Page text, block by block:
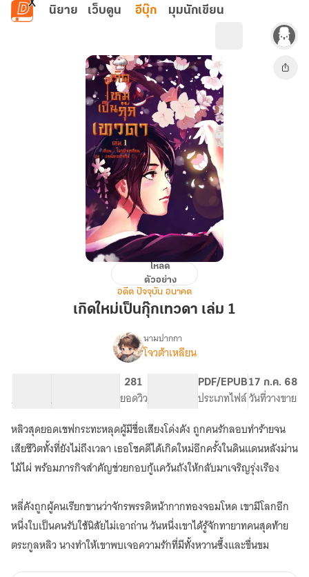
ข้ามไปยังเนื้อหาหลัก
นิยาย เว็บตูน อีบุ๊ก มุมนักเขียน
เป็น
เทวดา
โหลด
ตัวอย่าง
อดีต ปัจจุบัน อนาคต
เกิดใหม่เป็นกุ๊กเทวดา เล่ม 1
เรื่อง
เทวดา
นามปากกา
โจวต้าเหลียน
จำนวนคำ จำนวนหน้า (A5)
281
ยอดวิวระดับเนื้อหา
PDF/EPUB
ประเภทไฟล์
17 ก.ค. 68
วันที่วางขาย
หลิวสุดยอดเชฟกระทะหลุดผู้มีชื่อเสียงโด่งดัง ถูกคนรักลอบทำร้ายจน
เสียชีวิตทั้งที่ยังไม่ถึงเวลา เธอโชคดีได้เกิดใหม่อีกครั้งในดินแดนหลังม่าน
ไม้ไผ่ พร้อมภารกิจสำคัญช่วยกอบกู้แคว้นถังให้กลับมาเจริญรุ่งเรือง
หลี่คังถูกผู้คนเรียกขานว่าจักรพรรดิหน้ากากทองจอมโหด เขามีโลกอีก
หนึ่งใบเป็นคนรับใช้นิสัยไม่เอาถ่าน วันหนึ่งเขาได้รู้จักทายาทคนสุดท้าย
ตระกูลหลิว นางทำให้เขาพบเจอความรักที่มีทั้งหวานซึ้งและขื่นขม